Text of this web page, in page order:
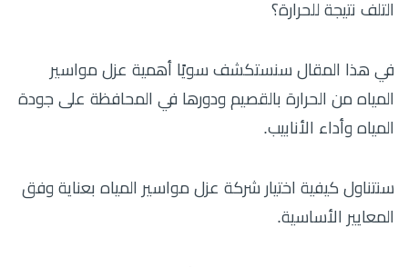
التلف نتيجة للحرارة؟
في هذا المقال سنستكشف سويًا أهمية عزل مواسير
المياه من الحرارة بالقصيم ودورها في المحافظة على جودة
المياه وأداء الأنابيب.
سنتناول كيفية اختيار شركة عزل مواسير المياه بعناية وفق
المعايير الأساسية.